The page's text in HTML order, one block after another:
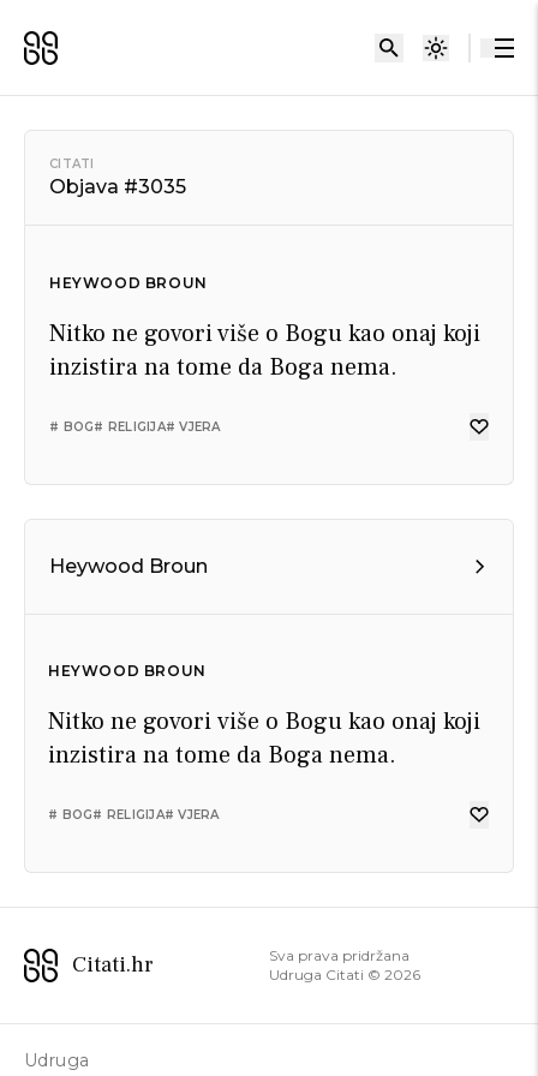
CITATI
Objava #3035
HEYWOOD BROUN
Nitko ne govori više o Bogu kao onaj koji
inzistira na tome da Boga nema.
# BOG# RELIGIJA# VJERA
Heywood Broun
HEYWOOD BROUN
Nitko ne govori više o Bogu kao onaj koji
inzistira na tome da Boga nema.
# BOG# RELIGIJA# VJERA
Citati.hr
Sva prava pridržana
Udruga Citati © 2026
Udruga